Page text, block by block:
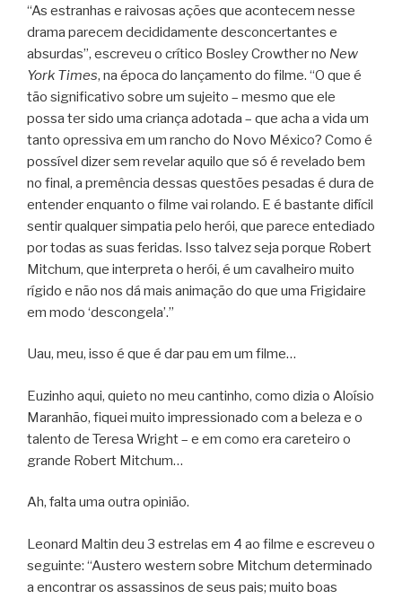
“As estranhas e raivosas ações que acontecem nesse
drama parecem decididamente desconcertantes e
absurdas”, escreveu o crítico Bosley Crowther no New
York Times, na época do lançamento do filme. “O que é
tão significativo sobre um sujeito – mesmo que ele
possa ter sido uma criança adotada – que acha a vida um
tanto opressiva em um rancho do Novo México? Como é
possível dizer sem revelar aquilo que só é revelado bem
no final, a premência dessas questões pesadas é dura de
entender enquanto o filme vai rolando. E é bastante difícil
sentir qualquer simpatia pelo herói, que parece entediado
por todas as suas feridas. Isso talvez seja porque Robert
Mitchum, que interpreta o herói, é um cavalheiro muito
rígido e não nos dá mais animação do que uma Frigidaire
em modo ‘descongela’.”
Uau, meu, isso é que é dar pau em um filme…
Euzinho aqui, quieto no meu cantinho, como dizia o Aloísio
Maranhão, fiquei muito impressionado com a beleza e o
talento de Teresa Wright – e em como era careteiro o
grande Robert Mitchum…
Ah, falta uma outra opinião.
Leonard Maltin deu 3 estrelas em 4 ao filme e escreveu o
seguinte: “Austero western sobre Mitchum determinado
a encontrar os assassinos de seus pais; muito boas